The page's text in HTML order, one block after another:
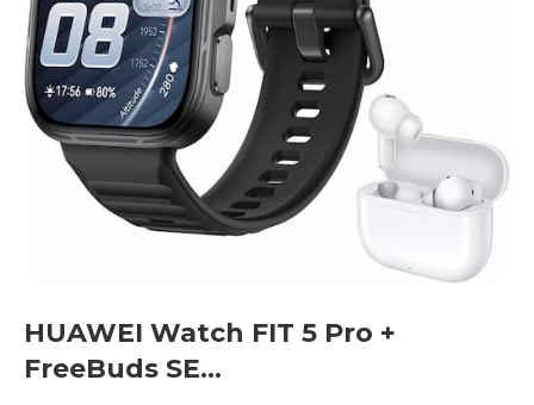
HUAWEI Watch FIT 5 Pro +
FreeBuds SE...